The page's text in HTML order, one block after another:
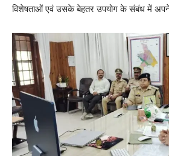
विशेषताओं एवं उसके बेहतर उपयोग के संबंध में अपने